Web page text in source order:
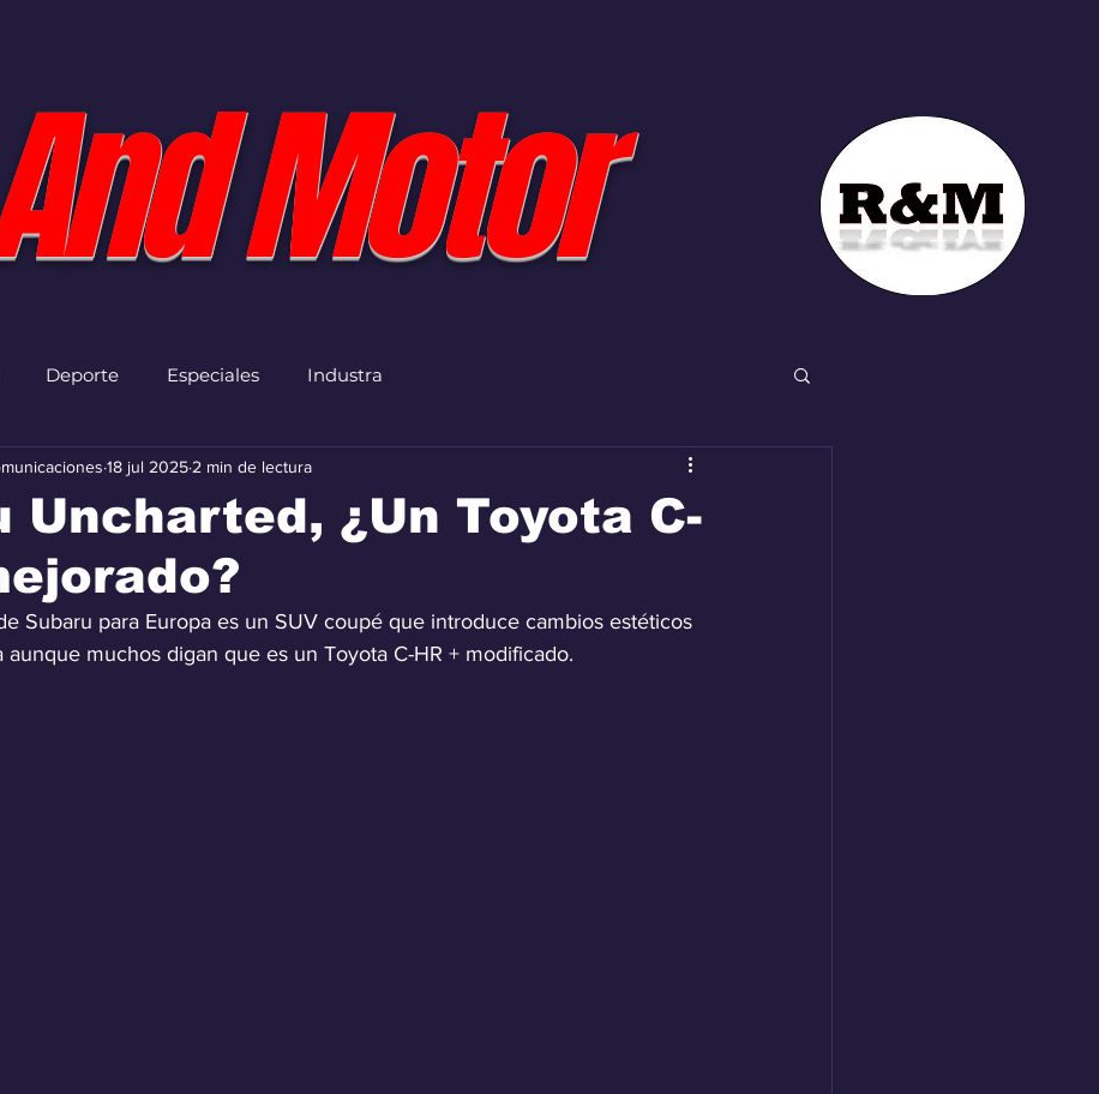
Motor
Deporte Especiales Industra
Uncharted, ¿Un Toyota C-
18 jul 2025 2 min de lectura
Subaru para Europa es un SUV coupé que introduce cambios estéticos
muchos digan que es un Toyota C-HR + modificado.